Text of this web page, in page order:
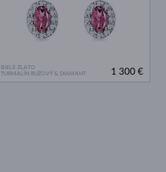
BIELE ZLATO
TURMALÍN RUŽOVÝ & DIAMANT
1 300 €